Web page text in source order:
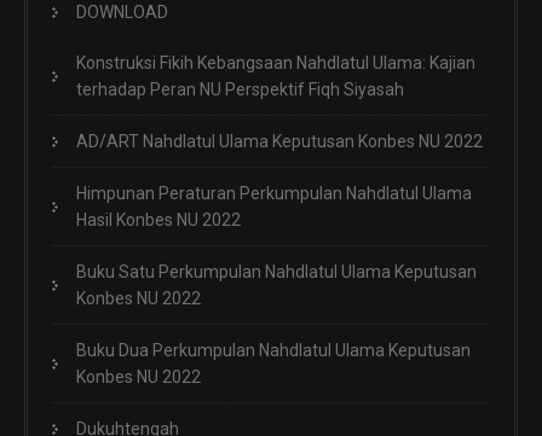
DOWNLOAD
Konstruksi Fikih Kebangsaan Nahdlatul Ulama: Kajian
terhadap Peran NU Perspektif Fiqh Siyasah
AD/ART Nahdlatul Ulama Keputusan Konbes NU 2022
Himpunan Peraturan Perkumpulan Nahdlatul Ulama
Hasil Konbes NU 2022
Buku Satu Perkumpulan Nahdlatul Ulama Keputusan
Konbes NU 2022
Buku Dua Perkumpulan Nahdlatul Ulama Keputusan
Konbes NU 2022
Dukuhtengah